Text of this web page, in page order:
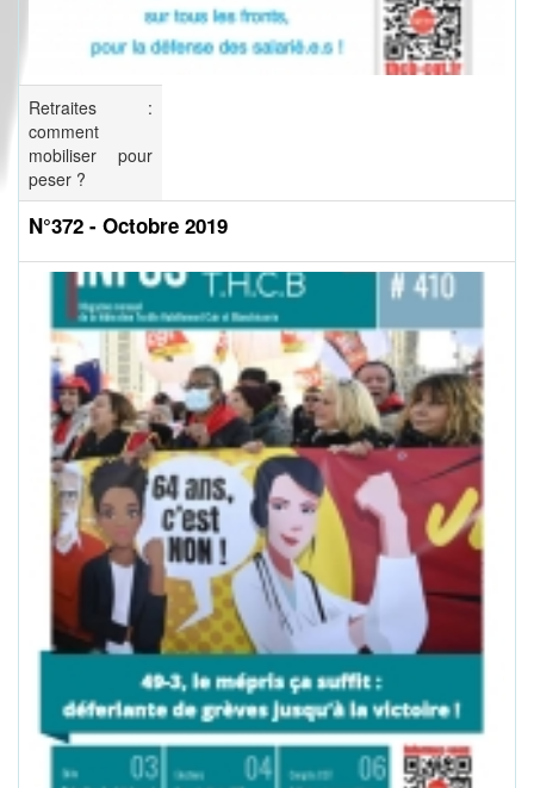
Retraites :
comment
mobiliser pour
peser ?
N°372 - Octobre 2019